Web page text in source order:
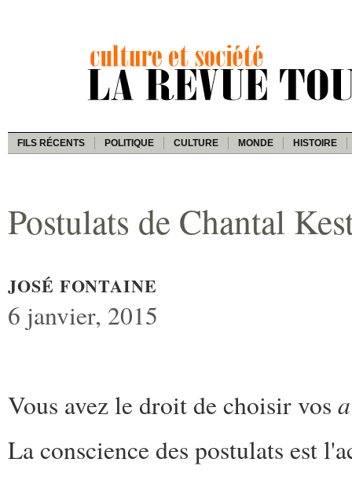
FILS RÉCENTS POLITIQUE CULTURE MONDE HISTOIRE
Postulats de Chantal
JOSÉ FONTAINE
6 janvier, 2015
Vous avez le droit de choisir vos
La conscience des postulats est